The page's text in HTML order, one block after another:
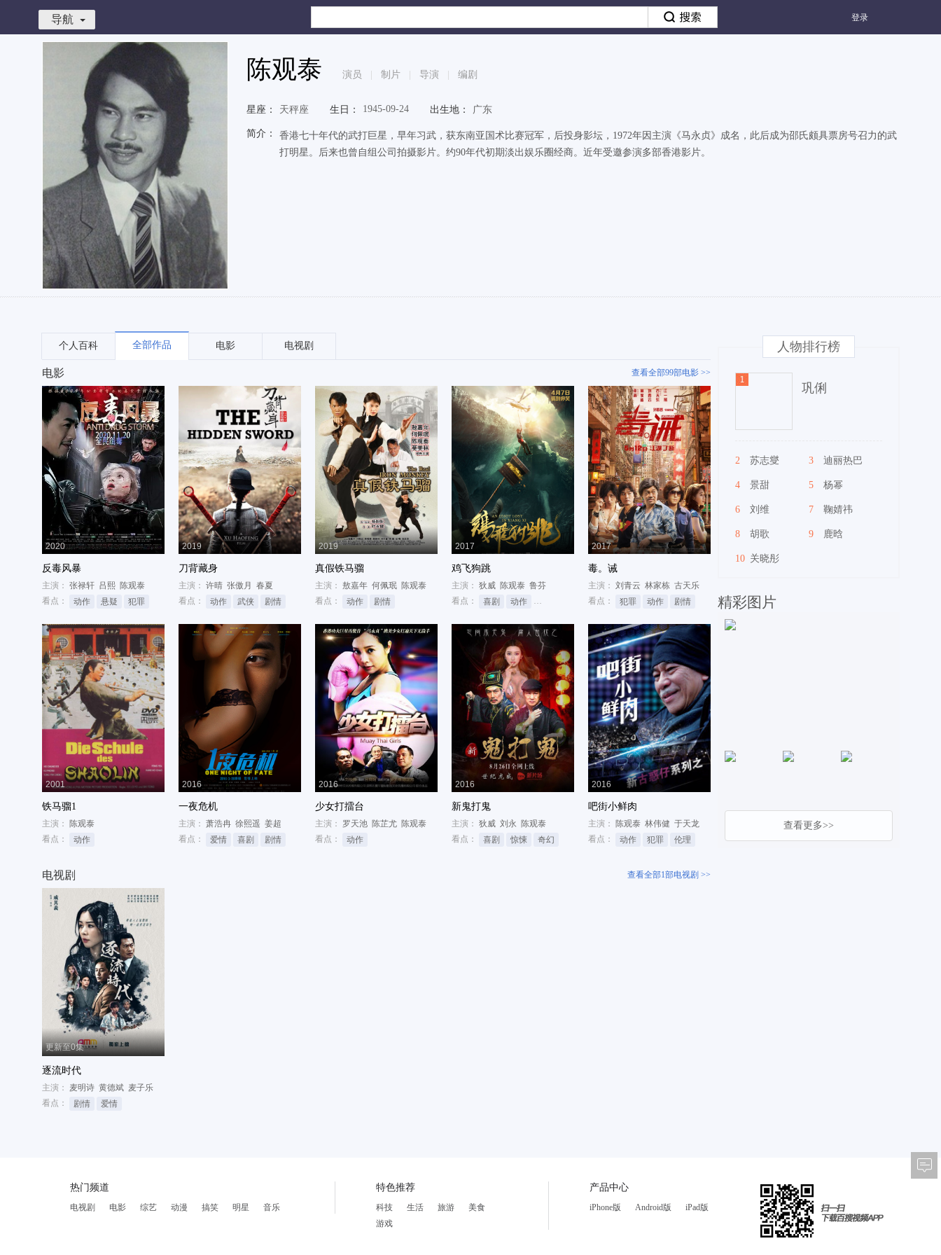
登录
导航
陈观泰 演员 制片 导演 编剧
星座： 天秤座 生日： 1945-09-24 出生地： 广东
简介：
香港七十年代的武打巨星，早年习武，获东南亚国术比赛冠军，后投身影坛，1972年因主演《马永贞》成名，此后成为邵氏颇具票房号召力的武
打明星。后来也曾自组公司拍摄影片。约90年代初期淡出娱乐圈经商。近年受邀参演多部香港影片。
个人百科 全部作品 电影 电视剧
电影 查看全部99部电影 >>
2020
反毒风暴
主演： 张禄轩 吕熙 陈观泰
看点：
动作 悬疑 犯罪
2019
刀背藏身
主演： 许晴 张傲月
春夏
看点：
动作 武侠 剧情
2019
真假铁马骝
主演： 敖嘉年 何佩珉 陈观泰
看点：
动作 剧情
2017
鸡飞狗跳
主演： 狄威 陈观泰 鲁芬
看点：
喜剧 动作 网络大电影
2017
毒。诫
主演： 刘青云 林家栋 古天乐
看点：
犯罪 动作 剧情
2001
铁马骝1
主演：
陈观泰
看点：
动作
2016
一夜危机
主演： 萧浩冉 徐熙遥 姜超
看点：
爱情 喜剧 剧情
2016
少女打擂台
主演： 罗天池 陈芷尤 陈观泰
看点：
动作
2016
新鬼打鬼
主演： 狄威 刘永 陈观泰
看点：
喜剧 惊悚 奇幻
2016
吧街小鲜肉
主演： 陈观泰 林伟健 于天龙
看点：
动作 犯罪 伦理
电视剧 查看全部1部电视剧 >>
更新至0集
逐流时代
主演： 麦明诗 黄德斌 麦子乐
看点：
剧情 爱情
人物排行榜
巩俐
2 苏志燮 3 迪丽热巴
4 景甜 5 杨幂
6 刘维 7 鞠婧祎
8 胡歌 9 鹿晗
10 关晓彤
精彩图片
查看更多>>
热门频道
电视剧 电影 综艺 动漫 搞笑 明星 音乐
特色推荐
科技 生活 旅游
美食
游戏
产品中心
iPhone版 Android版 iPad版